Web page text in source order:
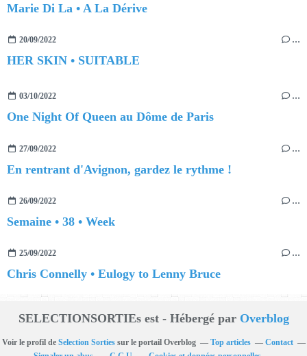
Marie Di La • A La Dérive
20/09/2022 …
HER SKIN • SUITABLE
03/10/2022 …
One Night Of Queen au Dôme de Paris
27/09/2022 …
En rentrant d'Avignon, gardez le rythme !
26/09/2022 …
Semaine • 38 • Week
25/09/2022 …
Chris Connelly • Eulogy to Lenny Bruce
SELECTIONSORTIEs est - Hébergé par Overblog
Voir le profil de Selection Sortiessur le portail Overblog Top articles
Contact